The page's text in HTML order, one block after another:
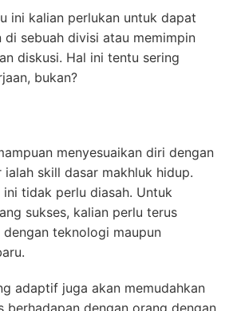
ini kalian perlukan untuk dapat
di sebuah divisi atau memimpin
diskusi. Hal ini tentu sering
bukan?
menyesuaikan diri dengan
skill dasar makhluk hidup.
tidak perlu diasah. Untuk
sukses, kalian perlu terus
dengan teknologi maupun
adaptif juga akan memudahkan
berhadapan dengan orang dengan